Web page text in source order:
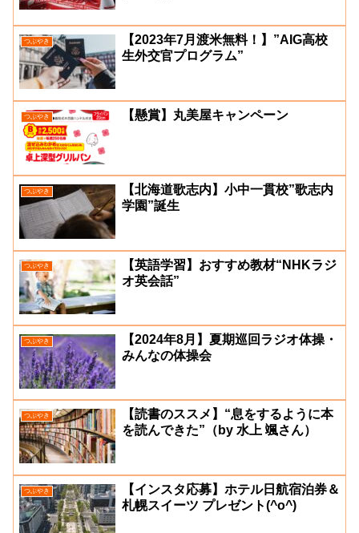
つぶやき
【2023年7月渡米無料！】”AIG高校
生外交官プログラム”
つぶやき 【懸賞】丸美屋キャンペーン
つぶやき
【北海道歌志内】小中一貫校”歌志内
学園”誕生
つぶやき
【英語学習】おすすめ教材“NHKラジ
オ英会話”
つぶやき
【2024年8月】夏期巡回ラジオ体操・
みんなの体操会
つぶやき
【読書のススメ】“息をするように本
を読んできた”（by 水上 颯さん）
つぶやき
【インスタ応募】ホテル日航宿泊券＆
札幌スイーツ プレゼント(^o^)